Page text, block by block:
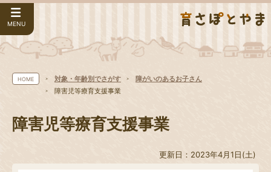
MENU
HOME 対象・年齢別でさがす
障がいのあるお子さん
障害児等療育支援事業
障害児等療育支援事業
更新日：2023年4月1日(土)